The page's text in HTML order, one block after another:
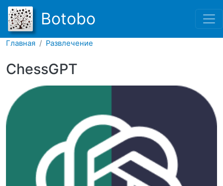
Перейти к основному
Botobo
Главная Развлечение
ChessGPT